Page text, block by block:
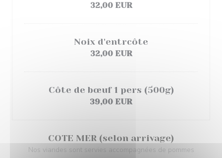
32,00 EUR
Noix d'entrcôte
32,00 EUR
Côte de bœuf 1 pers (500g)
39,00 EUR
COTE MER (selon arrivage)
Nos viandes sont servies accompagnées de pommes